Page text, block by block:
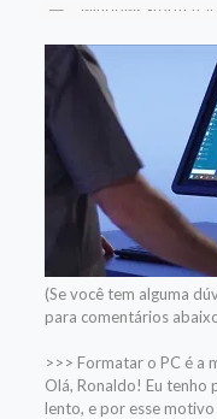
(Se você tem alguma
para comentários
>>> Formatar o PC é a
Olá, Ronaldo! Eu tenho
lento, e por esse